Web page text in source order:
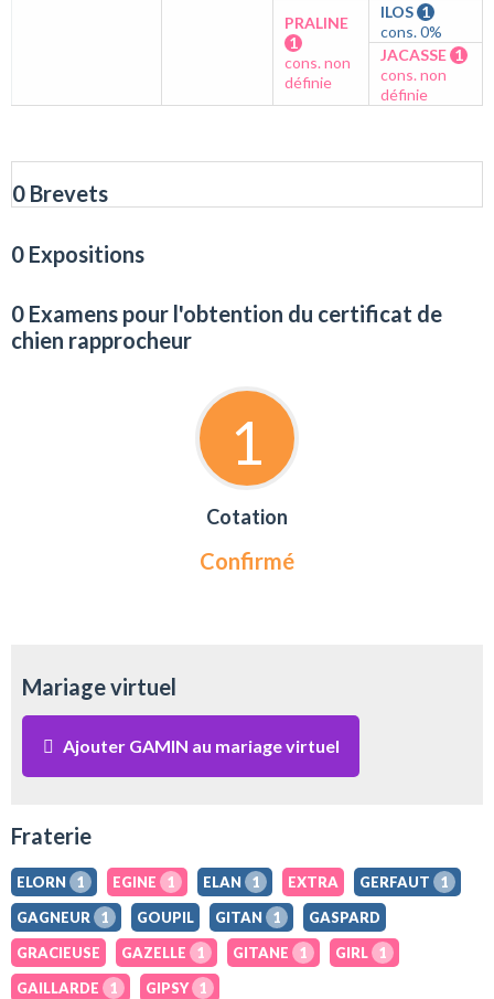
PRALINE
1
cons. non
définie
ILOS 1
cons. 0%
JACASSE 1
cons. non
définie
0 Brevets
0 Expositions
0 Examens pour l'obtention du certificat de
chien rapprocheur
1
Cotation
Confirmé
Mariage virtuel
Ajouter GAMIN au mariage virtuel
Fraterie
ELORN 1 EGINE 1 ELAN 1 EXTRA GERFAUT
1
GAGNEUR
1 GOUPIL GITAN 1
GASPARD
GRACIEUSE
GAZELLE 1 GITANE 1 GIRL
1
GAILLARDE
1 GIPSY 1